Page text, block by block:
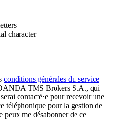
character
conditions générales du service
TMS Brokers S.A., qui
contacté·e pour recevoir une
téléphonique pour la gestion de
peux me désabonner de ce